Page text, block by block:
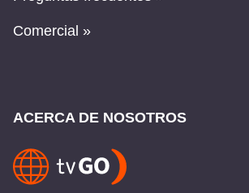
Comercial »
ACERCA DE NOSOTROS